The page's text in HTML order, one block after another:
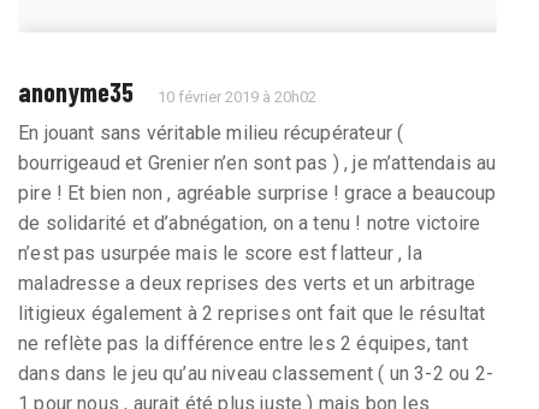
anonyme35 10 février 2019 à 20h02
En jouant sans véritable milieu récupérateur (
bourrigeaud et Grenier n’en sont pas ) , je m’attendais au
pire ! Et bien non , agréable surprise ! grace a beaucoup
de solidarité et d’abnégation, on a tenu ! notre victoire
n’est pas usurpée mais le score est flatteur , la
maladresse a deux reprises des verts et un arbitrage
litigieux également à 2 reprises ont fait que le résultat
ne reflète pas la différence entre les 2 équipes, tant
dans dans le jeu qu’au niveau classement ( un 3-2 ou 2-
1 pour nous , aurait été plus juste ) mais bon les